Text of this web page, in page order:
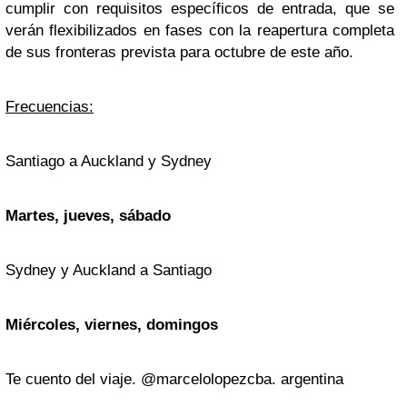
cumplir con requisitos específicos de entrada, que se
verán flexibilizados en fases con la reapertura completa
de sus fronteras prevista para octubre de este año.
Frecuencias:
Santiago a Auckland y Sydney
Martes, jueves, sábado
Sydney y Auckland a Santiago
Miércoles, viernes, domingos
Te cuento del viaje. @marcelolopezcba. argentina